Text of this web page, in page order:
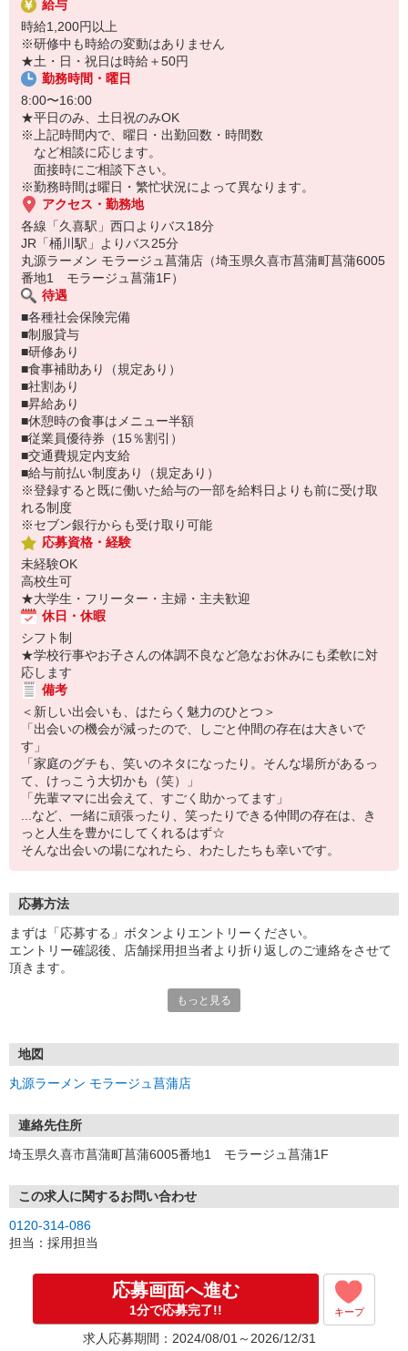
★開店準備＋ランチ帯の勤務、両方頑張りたい方も大歓迎！
＜こんなメンバーが活躍しています＞
20代から60代まで、幅広い年代のスタッフが活躍中！
近年では外国人採用もスタートしており、中国・ベトナム・韓国・
ブラジル・ネパールなど、さまざまな国籍のスタッフがのびのび働
いています◎
『丸源ラーメン』について
年齢問わず、多くのお客様に愛されるラーメン店。
こだわりの本格的なラーメンを提供する『丸源ラーメン』。
提供している＜肉そば＞は、当店の看板メニューで多くの方に愛さ
れています。
お座敷・カウンター・テーブル席を用意している店内は、人数・用
途に応じて利用できる仕様となっており、シングル・カップル・フ
ァミリー層、幅広い客層をお迎えできる体制が万全です。
シニア活躍中
給与
時給1,200円以上
※研修中も時給の変動はありません
★土・日・祝日は時給＋50円
勤務時間・曜日
8:00〜16:00
★平日のみ、土日祝のみOK
※上記時間内で、曜日・出勤回数・時間数
など相談に応じます。
面接時にご相談下さい。
※勤務時間は曜日・繁忙状況によって異なります。
アクセス・勤務地
各線「久喜駅」西口よりバス18分
JR「桶川駅」よりバス25分
丸源ラーメン モラージュ菖蒲店（埼玉県久喜市菖蒲町菖蒲6005
番地1 モラージュ菖蒲1F）
待遇
■各種社会保険完備
■制服貸与
■研修あり
■食事補助あり（規定あり）
■社割あり
■昇給あり
■休憩時の食事はメニュー半額
■従業員優待券（15％割引）
■交通費規定内支給
■給与前払い制度あり（規定あり）
※登録すると既に働いた給与の一部を給料日よりも前に受け取
れる制度
※セブン銀行からも受け取り可能
応募資格・経験
未経験OK
高校生可
★大学生・フリーター・主婦・主夫歓迎
休日・休暇
シフト制
★学校行事やお子さんの体調不良など急なお休みにも柔軟に対
応します
備考
＜新しい出会いも、はたらく魅力のひとつ＞
「出会いの機会が減ったので、しごと仲間の存在は大きいで
す」
「家庭のグチも、笑いのネタになったり。そんな場所があるっ
て、けっこう大切かも（笑）」
「先輩ママに出会えて、すごく助かってます」
...など、一緒に頑張ったり、笑ったりできる仲間の存在は、き
っと人生を豊かにしてくれるはず☆
そんな出会いの場になれたら、わたしたちも幸いです。
応募方法
まずは「応募する」ボタンよりエントリーください。
エントリー確認後、店舗採用担当者より折り返しのご連絡をさせて
頂きます。
にどうぞ。
【個人情報の取扱いについて】
「応募者の方へのご連絡」「採用後の人事・労務業務における使
用」の目的のためにのみ利用致します。
もっと見る
地図
丸源ラーメン モラージュ菖蒲店
連絡先住所
埼玉県久喜市菖蒲町菖蒲6005番地1 モラージュ菖蒲1F
この求人に関するお問い合わせ
0120-314-086
担当：採用担当
応募画面へ進む
1分で応募完了!! キープ
求人応募期間：2024/08/01～2026/12/31